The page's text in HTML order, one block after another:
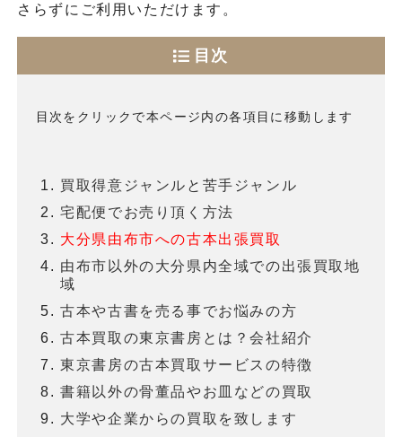
さらずにご利用いただけます。
目次
目次をクリックで本ページ内の各項目に移動します
買取得意ジャンルと苦手ジャンル
宅配便でお売り頂く方法
大分県由布市への古本出張買取
由布市以外の大分県内全域での出張買取地
域
古本や古書を売る事でお悩みの方
古本買取の東京書房とは？会社紹介
東京書房の古本買取サービスの特徴
書籍以外の骨董品やお皿などの買取
大学や企業からの買取を致します